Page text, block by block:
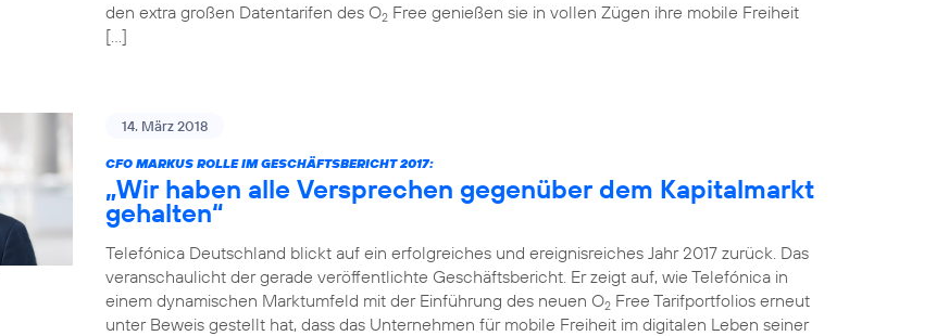
den extra großen Datentarifen des O2 Free genießen sie in vollen Zügen ihre mobile Freiheit
[…]
14. März 2018
CFO MARKUS ROLLE IM GESCHÄFTSBERICHT 2017:
„Wir haben alle Versprechen gegenüber dem Kapitalmarkt
gehalten“
Telefónica Deutschland blickt auf ein erfolgreiches und ereignisreiches Jahr 2017 zurück. Das
veranschaulicht der gerade veröffentlichte Geschäftsbericht. Er zeigt auf, wie Telefónica in
einem dynamischen Marktumfeld mit der Einführung des neuen O2 Free Tarifportfolios erneut
unter Beweis gestellt hat, dass das Unternehmen für mobile Freiheit im digitalen Leben seiner